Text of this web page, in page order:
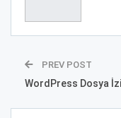
PREV POST
WordPress Dosya